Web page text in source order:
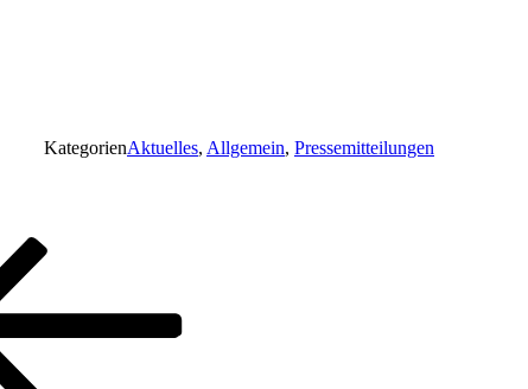
KategorienAktuelles, Allgemein, Pressemitteilungen